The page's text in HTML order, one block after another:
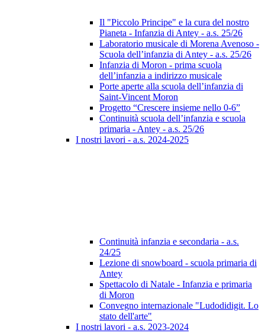
Il "Piccolo Principe" e la cura del nostro
Pianeta - Infanzia di Antey - a.s. 25/26
Laboratorio musicale di Morena Avenoso -
Scuola dell’infanzia di Antey - a.s. 25/26
Infanzia di Moron - prima scuola
dell’infanzia a indirizzo musicale
Porte aperte alla scuola dell’infanzia di
Saint-Vincent Moron
Progetto “Crescere insieme nello 0-6”
Continuità scuola dell’infanzia e scuola
primaria - Antey - a.s. 25/26
I nostri lavori - a.s. 2024-2025
Continuità infanzia e secondaria - a.s.
24/25
Lezione di snowboard - scuola primaria di
Antey
Spettacolo di Natale - Infanzia e primaria
di Moron
Convegno internazionale "Ludodidigit. Lo
stato dell'arte"
I nostri lavori - a.s. 2023-2024